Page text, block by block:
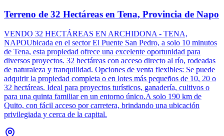
Terreno de 32 Hectáreas en Tena, Provincia de Napo
VENDO 32 HECTÁREAS EN ARCHIDONA - TENA,
NAPOUbicada en el sector El Puente San Pedro, a solo 10 minutos
de Tena, esta propiedad ofrece una excelente oportunidad para
diversos proyectos. 32 hectáreas con acceso directo al río, rodeadas
de naturaleza y tranquilidad. Opciones de venta flexibles: Se puede
adquirir la propiedad completa o en lotes más pequeños de 10, 20 o
32 hectáreas. Ideal para proyectos turísticos, ganadería, cultivos o
para una quinta familiar en un entorno único.A solo 190 km de
Quito, con fácil acceso por carretera, brindando una ubicación
privilegiada y cerca de la capital.